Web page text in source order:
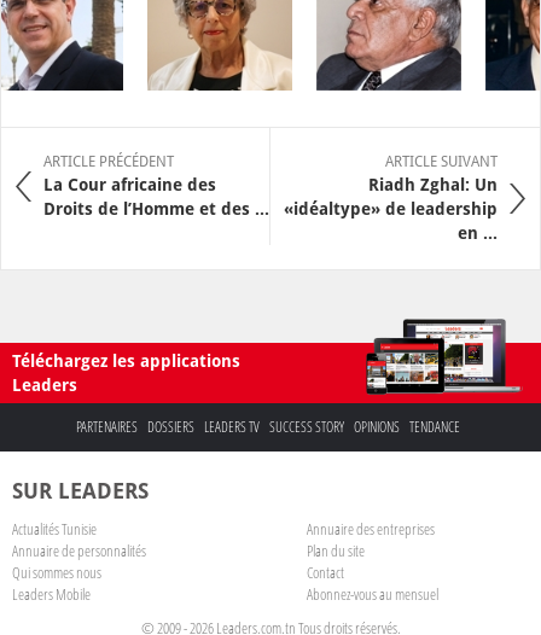
ARTICLE PRÉCÉDENT
La Cour africaine des
Droits de l’Homme et des ...
ARTICLE SUIVANT
Riadh Zghal: Un
«idéaltype» de leadership
en ...
Téléchargez les applications
Leaders
PARTENAIRES DOSSIERS LEADERS TV SUCCESS STORY OPINIONS TENDANCE
SUR LEADERS
Actualités Tunisie
Annuaire des entreprises
Annuaire de personnalités
Plan du site
Qui sommes nous
Contact
Leaders Mobile
Abonnez-vous au mensuel
© 2009 - 2026 Leaders.com.tn Tous droits réservés.